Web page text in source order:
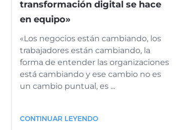
transformación digital se hace
en equipo»
«Los negocios están cambiando, los
trabajadores están cambiando, la
forma de entender las organizaciones
está cambiando y ese cambio no es
un cambio puntual, es ...
CONTINUAR LEYENDO